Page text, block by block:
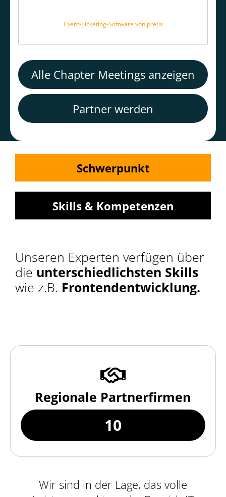
Event-Ticketing-Software von pretix
Alle Chapter Meetings anzeigen
Partner werden
Schwerpunkt
Skills & Kompetenzen
Unseren Experten verfügen über
die unterschiedlichsten Skills
wie z.B. Frontendentwicklung.
Regionale Partnerfirmen
10
Wir sind in der Lage, das volle